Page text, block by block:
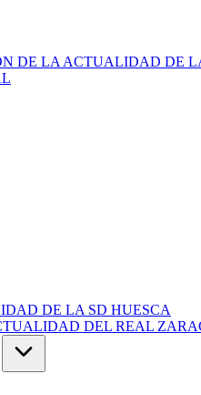
DE LA ACTUALIDAD DE
DE LA SD HUESCA
DEL REAL